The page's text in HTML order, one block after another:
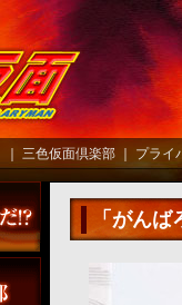
三色仮面倶楽部 プライ
「がん